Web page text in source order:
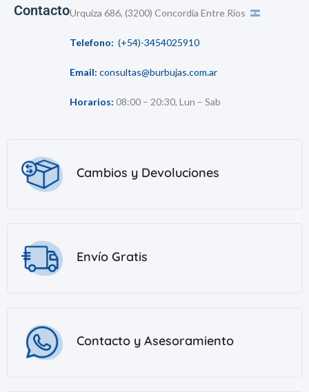
ContactoUrquiza 686, (3200) Concordia Entre Ríos
Telefono: (+54)-3454025910
Email: consultas@burbujas.com.ar
Horarios: 08:00 – 20:30, Lun – Sab
Cambios y Devoluciones
Envío Gratis
Contacto y Asesoramiento